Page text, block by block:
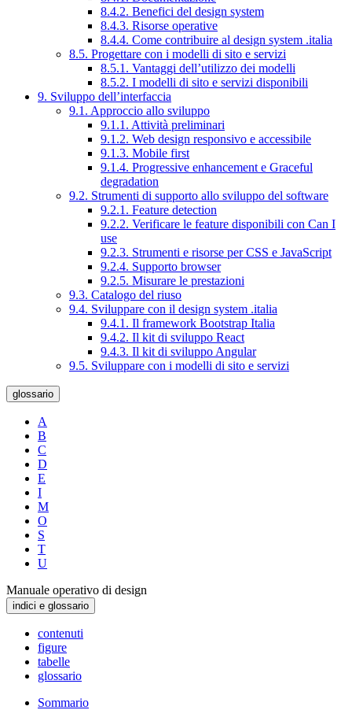
8.4.2. Benefici del design system
8.4.3. Risorse operative
8.4.4. Come contribuire al design system .italia
8.5. Progettare con i modelli di sito e servizi
8.5.1. Vantaggi dell’utilizzo dei modelli
8.5.2. I modelli di sito e servizi disponibili
9. Sviluppo dell’interfaccia
9.1. Approccio allo sviluppo
9.1.1. Attività preliminari
9.1.2. Web design responsivo e accessibile
9.1.3. Mobile first
9.1.4. Progressive enhancement e Graceful
degradation
9.2. Strumenti di supporto allo sviluppo del software
9.2.1. Feature detection
9.2.2. Verificare le feature disponibili con Can I
use
9.2.3. Strumenti e risorse per CSS e JavaScript
9.2.4. Supporto browser
9.2.5. Misurare le prestazioni
9.3. Catalogo del riuso
9.4. Sviluppare con il design system .italia
9.4.1. Il framework Bootstrap Italia
9.4.2. Il kit di sviluppo React
9.4.3. Il kit di sviluppo Angular
9.5. Sviluppare con i modelli di sito e servizi
glossario
A
B
C
D
E
I
M
O
S
T
U
Manuale operativo di design
indici e glossario
contenuti
figure
tabelle
glossario
Sommario